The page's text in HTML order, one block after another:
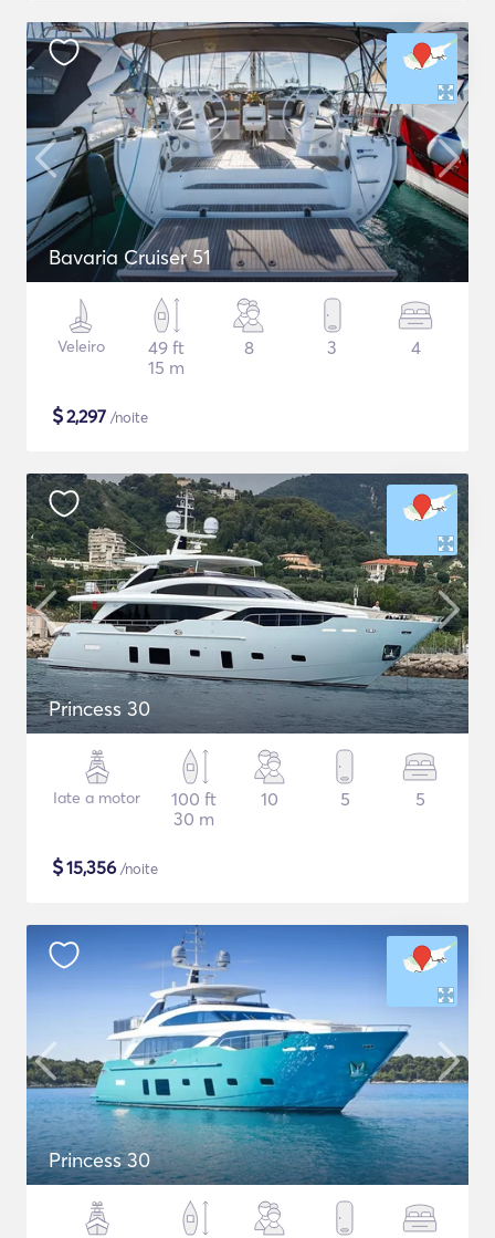
Bavaria Cruiser 51
Veleiro
49 ft
15 m
8 3 4
$2,297 /noite
Princess 30
Iate a motor
100 ft
30 m
10 5 5
$15,356 /noite
Princess 30